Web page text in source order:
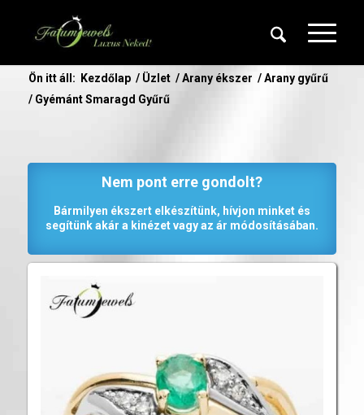
Ön itt áll: Kezdőlap / Üzlet / Arany ékszer / Arany gyűrű
/ Gyémánt Smaragd Gyűrű
Nem pont erre gondolt?
Bármilyen ékszert elkészítünk, hívjon minket és
segítünk akár a kinézet vagy az ár módosításában.